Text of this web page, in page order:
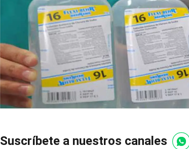
Suscríbete a nuestros canales